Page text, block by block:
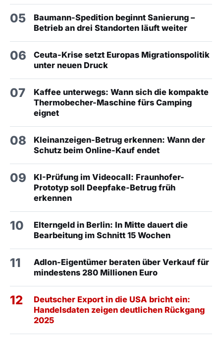
05
Baumann-Spedition beginnt Sanierung –
Betrieb an drei Standorten läuft weiter
06
Ceuta-Krise setzt Europas Migrationspolitik
unter neuen Druck
07
Kaffee unterwegs: Wann sich die kompakte
Thermobecher-Maschine fürs Camping
eignet
08
Kleinanzeigen-Betrug erkennen: Wann der
Schutz beim Online-Kauf endet
09
KI-Prüfung im Videocall: Fraunhofer-
Prototyp soll Deepfake-Betrug früh
erkennen
10
Elterngeld in Berlin: In Mitte dauert die
Bearbeitung im Schnitt 15 Wochen
11
Adlon-Eigentümer beraten über Verkauf für
mindestens 280 Millionen Euro
12
Deutscher Export in die USA bricht ein:
Handelsdaten zeigen deutlichen Rückgang
2025